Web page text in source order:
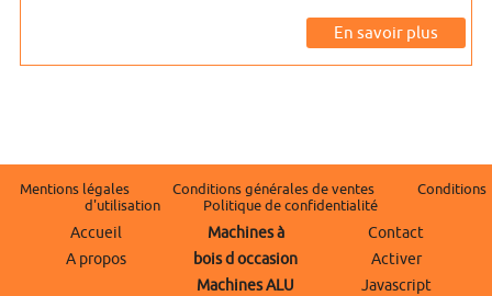
En savoir plus
Mentions légales Conditions générales de ventes
Conditions
d'utilisation
Politique de confidentialité
Accueil
A propos
Machines à
bois d occasion
Machines ALU
Contact
Activer
Javascript